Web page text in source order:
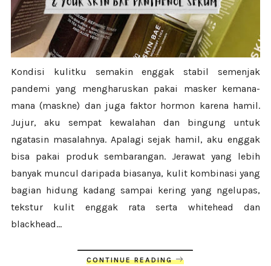
Kondisi kulitku semakin enggak stabil semenjak
pandemi yang mengharuskan pakai masker kemana-
mana (maskne) dan juga faktor hormon karena hamil.
Jujur, aku sempat kewalahan dan bingung untuk
ngatasin masalahnya. Apalagi sejak hamil, aku enggak
bisa pakai produk sembarangan. Jerawat yang lebih
banyak muncul daripada biasanya, kulit kombinasi yang
bagian hidung kadang sampai kering yang ngelupas,
tekstur kulit enggak rata serta whitehead dan
blackhead...
CONTINUE READING